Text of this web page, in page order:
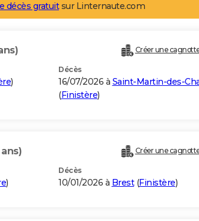
décès gratuitsur Linternaute.com
Créer une
)
Décès
16/07/2026 à Saint-Martin-des-
(Finistère)
ans) Créer une
)
Décès
10/01/2026 à Brest(Finistère)